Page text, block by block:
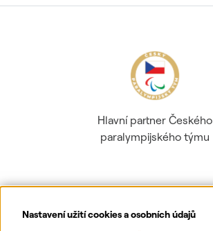
Nastavení užití cookies a osobních údajů
Hlavní partner Českého
paralympijského týmu